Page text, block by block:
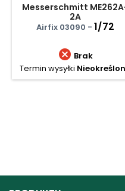
Messerschmitt
2A
Airfix 03090 - 1/72
 Brak
Termin wysyłki